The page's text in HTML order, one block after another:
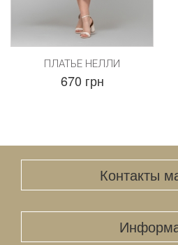
ПЛАТЬЕ НЕЛЛИ
670 грн
Контакты